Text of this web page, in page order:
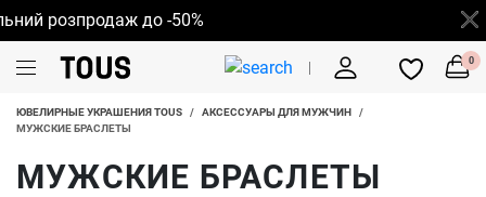
розпродаж до -50%
0
ЮВЕЛИРНЫЕ УКРАШЕНИЯ TOUS / АКСЕССУАРЫ ДЛЯ МУЖЧИН
/
МУЖСКИЕ БРАСЛЕТЫ
МУЖСКИЕ БРАСЛЕТЫ